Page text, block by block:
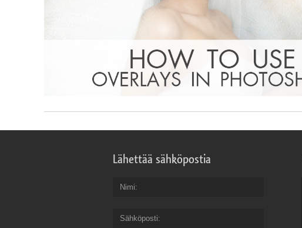
Lähettää sähköpostia
Nimi
Sähköposti